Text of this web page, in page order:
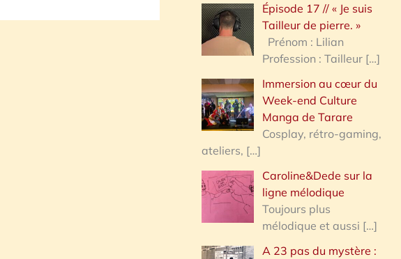
h
e
:
Épisode 17 // « Je suis
Tailleur de pierre. »
Prénom : Lilian
Profession : Tailleur […]
Immersion au cœur du
Week-end Culture
Manga de Tarare
Cosplay, rétro-gaming,
ateliers, […]
Caroline&Dede sur la
ligne mélodique
Toujours plus
mélodique et aussi […]
A 23 pas du mystère :